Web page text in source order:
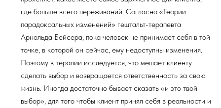
где больше всего переживаний. Согласно «Теории
парадоксальных изменений» гештальт-терапевта
Арнольда Бейсера, пока человек не принимает себя в той
точке, в которой он сейчас, ему недоступны изменения.
Поэтому в терапии исследуется, что мешает клиенту
сделать выбор и возвращается ответственность за свою
жизнь. Иногда достаточно бывает сказать «и это твой
выбор», для того чтобы клиент принял себя в реальности и